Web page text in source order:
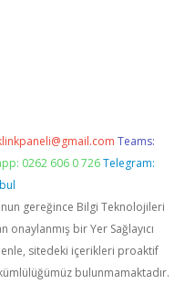
Teams:
0262 606 0 726 Telegram:
gereğince Bilgi Teknolojileri
onaylanmış bir Yer Sağlayıcı
sitedeki içerikleri proaktif
bulunmamaktadır.